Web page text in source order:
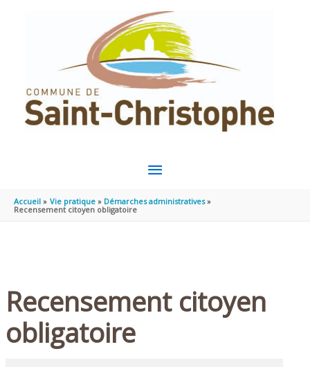
MENU
PRINCIPAL
Accueil Vie pratique
Démarches administratives
Recensement citoyen obligatoire
Recensement citoyen
obligatoire